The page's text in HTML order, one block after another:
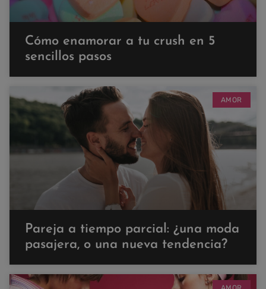
Cómo enamorar a tu crush en 5
sencillos pasos
AMOR
Pareja a tiempo parcial: ¿una moda
pasajera, o una nueva tendencia?